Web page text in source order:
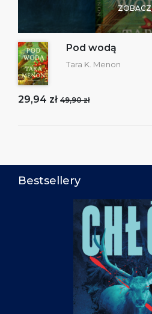
ZOBACZ
Pod wodą
Tara K. Menon
29,94 zł 49,90 zł
Bestsellery